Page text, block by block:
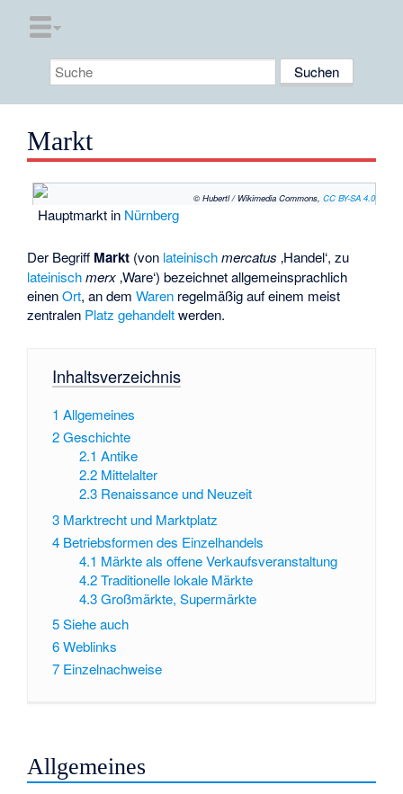
Markt
© Hubertl / Wikimedia Commons, CC BY-SA 4.0
Hauptmarkt in Nürnberg
Der Begriff Markt (von lateinisch mercatus ‚Handel‘, zu
lateinisch merx ‚Ware‘) bezeichnet allgemeinsprachlich
einenOrt, an demWaren regelmäßig auf einem meist
zentralen Platz gehandeltwerden.
Inhaltsverzeichnis
1 Allgemeines
2Geschichte
2.1 Antike
2.2 Mittelalter
2.3 Renaissance und Neuzeit
3 Marktrecht und Marktplatz
4 Betriebsformen des Einzelhandels
4.1 Märkte als offene Verkaufsveranstaltung
4.2 Traditionelle lokale Märkte
4.3 Großmärkte, Supermärkte
5Siehe auch
6Weblinks
7 Einzelnachweise
Allgemeines